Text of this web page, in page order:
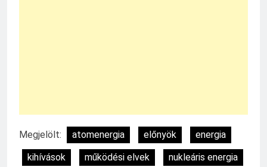
Megjelölt: atomenergia előnyök
energia
kihívások
működési elvek
nukleáris energia